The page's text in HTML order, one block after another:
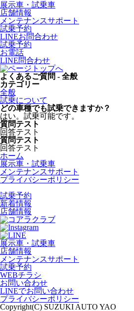
展示車・試乗車
店舗情報
メンテナンスサポート
試乗予約
LINEお問合わせ
試乗予約
お電話
LINE問合わせ
よくあるご質問 - 全般
カテゴリー
全般
試乗について
どの車種でも試乗できますか？
はい。試乗可能です。
質問テスト
回答テスト
質問テスト
回答テスト
ホーム
展示車・試乗車
メンテナンスサポート
プライバシーポリシー
試乗予約
新着情報
店舗情報
展示車・試乗車
店舗情報
メンテナンスサポート
試乗予約
WEBチラシ
お問い合わせ
LINEでお問い合わせ
プライバシーポリシー
Copyright(C) SUZUKI AUTO YAO